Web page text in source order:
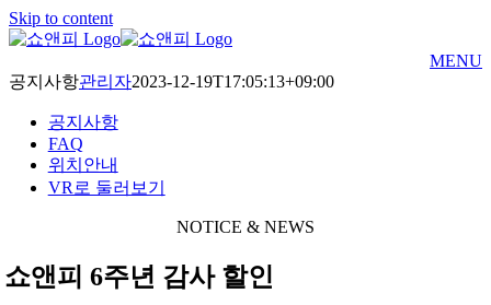
Skip to content
MENU
공지사항관리자2023-12-19T17:05:13+09:00
공지사항
FAQ
위치안내
VR로 둘러보기
NOTICE & NEWS
쇼앤피 6주년 감사 할인